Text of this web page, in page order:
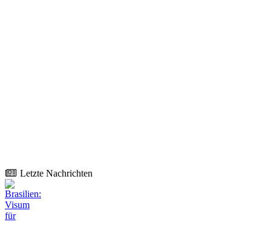
Letzte Nachrichten